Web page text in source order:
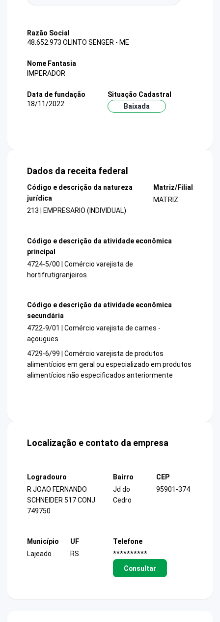
Razão Social
48.652.973 OLINTO SENGER - ME
Nome Fantasia
IMPERADOR
Data de fundação
18/11/2022
Situação Cadastral
Baixada
Dados da receita federal
Código e descrição da natureza
jurídica
213 | EMPRESARIO (INDIVIDUAL)
Matriz/Filial
MATRIZ
Código e descrição da atividade econômica
principal
4724-5/00 | Comércio varejista de
hortifrutigranjeiros
Código e descrição da atividade econômica
secundária
4722-9/01 | Comércio varejista de carnes -
açougues
4729-6/99 | Comércio varejista de produtos
alimentícios em geral ou especializado em produtos
alimentícios não especificados anteriormente
Localização e contato da empresa
Logradouro
R JOAO FERNANDO
SCHNEIDER 517 CONJ
749750
Bairro
Jd do
Cedro
CEP
95901-374
Município
Lajeado
UF
RS
Telefone
**********
Consultar